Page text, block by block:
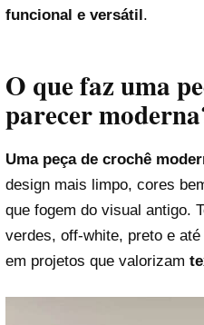
funcional e versátil .
O que faz uma
parecer
Uma peça de crochê
design mais limpo, cores
que fogem do visual antigo.
verdes, off-white, preto e
em projetos que valorizam